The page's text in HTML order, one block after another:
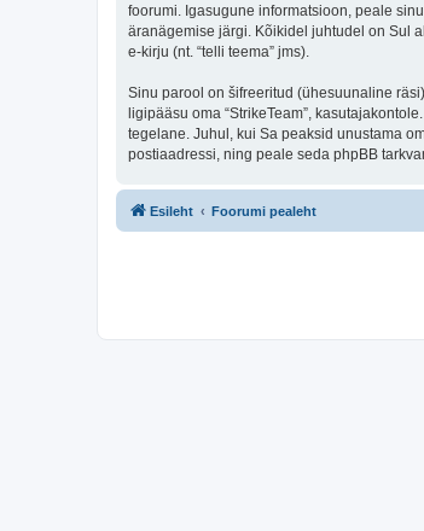
foorumi. Igasugune informatsioon, peale
äranägemise järgi. Kõikidel juhtudel on Sul
e-kirju (nt. “telli teema” jms).
Sinu parool on šifreeritud (ühesuunaline
ligipääsu oma “StrikeTeam”,
tegelane. Juhul, kui Sa peaksid unustama
postiaadressi, ning peale seda phpBB
Esileht Foorumi pealeht